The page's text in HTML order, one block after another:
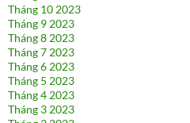
Tháng 10 2023
Tháng 9 2023
Tháng 8 2023
Tháng 7 2023
Tháng 6 2023
Tháng 5 2023
Tháng 4 2023
Tháng 3 2023